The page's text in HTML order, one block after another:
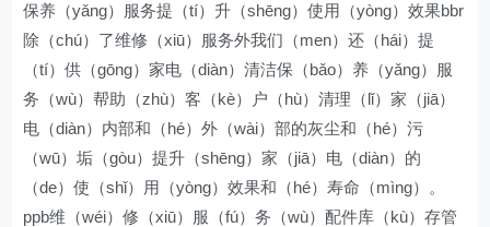
保养（yǎng）服务提（tí）升（shēng）使用（yòng）效果bbr
除（chú）了维修（xiū）服务外我们（men）还（hái）提
（tí）供（gōng）家电（diàn）清洁保（bǎo）养（yǎng）服
务（wù）帮助（zhù）客（kè）户（hù）清理（lǐ）家（jiā）
电（diàn）内部和（hé）外（wài）部的灰尘和（hé）污
（wū）垢（gòu）提升（shēng）家（jiā）电（diàn）的
（de）使（shǐ）用（yòng）效果和（hé）寿命（mìng）。
ppb维（wéi）修（xiū）服（fú）务（wù）配件库（kù）存管